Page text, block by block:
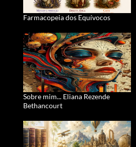
Farmacopeia dos Equívocos
Sobre mim... Eliana Rezende
Bethancourt